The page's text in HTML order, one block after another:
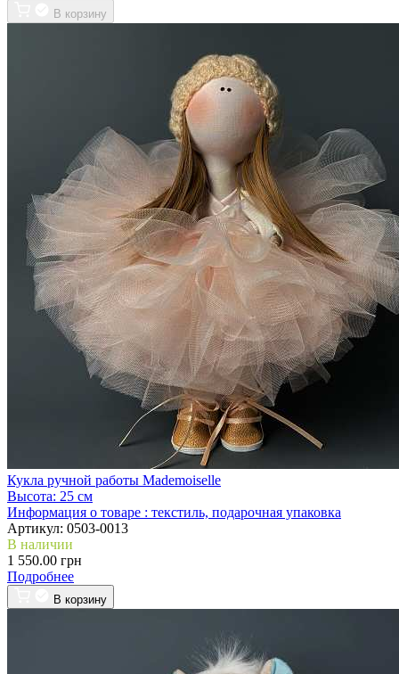
В корзину
Кукла ручной работы Mademoiselle
Высота: 25 см
Информация о товаре : текстиль, подарочная упаковка
Артикул: 0503-0013
В наличии
1 550.00 грн
Подробнее
В корзину